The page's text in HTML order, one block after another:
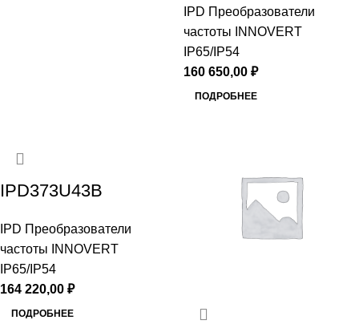
IPD Преобразователи
частоты INNOVERT
IP65/IP54
160 650,00 ₽
ПОДРОБНЕЕ
IPD373U43B
IPD Преобразователи
частоты INNOVERT
IP65/IP54
164 220,00 ₽
ПОДРОБНЕЕ